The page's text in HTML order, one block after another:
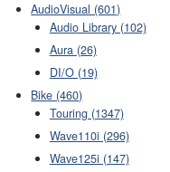
AudioVisual (601)
Audio Library (102)
Aura (26)
DI/O (19)
Bike (460)
Touring (1347)
Wave110i (296)
Wave125i (147)